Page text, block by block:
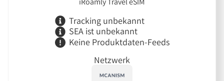
Tracking unbekannt
SEA ist unbekannt
Keine Produktdaten-Feeds
Netzwerk